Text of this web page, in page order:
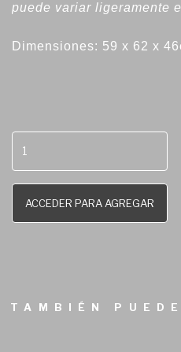
puede variar ligeramente
Dimensiones: 59 x 62 x
ACCEDER PARA AGREGAR
TAMBIÉN